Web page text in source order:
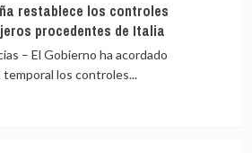
restablece los controles
procedentes de Italia
– El Gobierno ha acordado
los controles...